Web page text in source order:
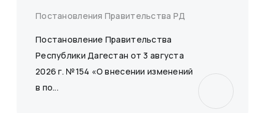
Постановления Правительства РД
Постановление Правительства
Республики Дагестан от 3 августа
2026 г. №154 «О внесении изменений
в по...